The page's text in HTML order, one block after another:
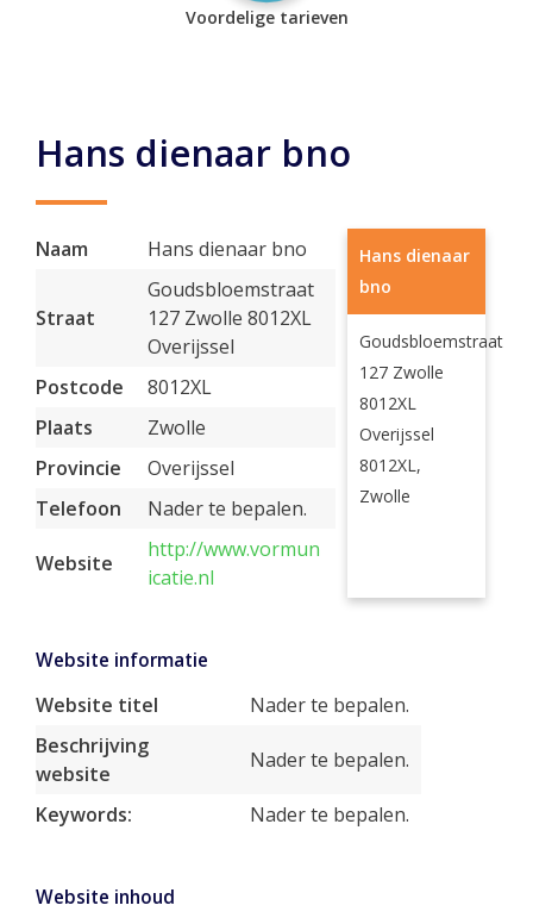
Voordelige tarieven
Hans dienaar bno
Naam Hans dienaar bno
Straat
Goudsbloemstraat
127 Zwolle 8012XL
Overijssel
Postcode
8012XL
Plaats
Zwolle
Provincie
Overijssel
Telefoon
Nader te bepalen.
Website
http://www.vormun
icatie.nl
Hans dienaar
bno
Goudsbloemstraat
127 Zwolle
8012XL
Overijssel
8012XL,
Zwolle
Website informatie
Website titel
Nader te bepalen.
Beschrijving
website
Nader te bepalen.
Keywords: Nader te bepalen.
Website inhoud